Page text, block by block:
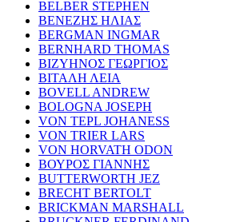
BELBER STEPHEN
ΒΕΝΕΖΗΣ ΗΛΙΑΣ
BERGMAN INGMAR
BERNHARD THOMAS
ΒΙΖΥΗΝΟΣ ΓΕΩΡΓΙΟΣ
ΒΙΤΑΛΗ ΛΕΙΑ
BOVELL ANDREW
BOLOGNA JOSEPH
VON TEPL JOHANESS
VON TRIER LARS
VON HORVATH ODON
ΒΟΥΡΟΣ ΓΙΑΝΝΗΣ
BUTTERWORTH JEZ
BRECHT BERTOLT
BRICKMAN MARSHALL